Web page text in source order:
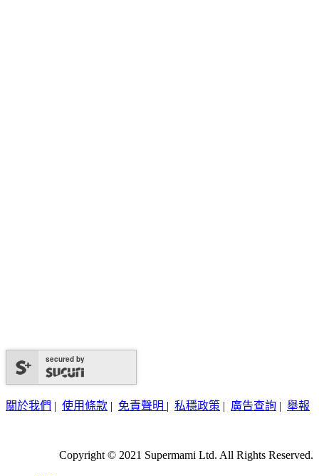
secured by
關於我們 | 使用條款 | 免責聲明 | 私穩政策 | 廣告查詢 | 舉報
Copyright © 2021 Supermami Ltd. All Rights Reserved.